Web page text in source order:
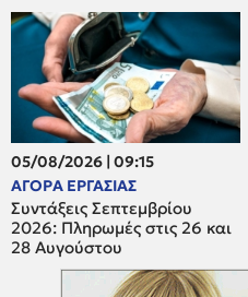
05/08/2026 | 09:15
ΑΓΟΡΑ ΕΡΓΑΣΙΑΣ
Συντάξεις Σεπτεμβρίου
2026: Πληρωμές στις 26 και
28 Αυγούστου